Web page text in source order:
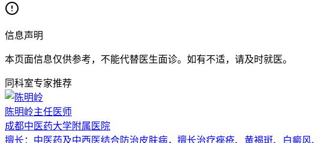
信息声明
本页面信息仅供参考，不能代替医生面诊。如有不适，请及时就医。
同科室专家推荐
陈明岭主任医师
成都中医药大学附属医院
擅长： 中医药及中西医结合防治皮肤病，擅长治疗痤疮、黄褐斑、白癜